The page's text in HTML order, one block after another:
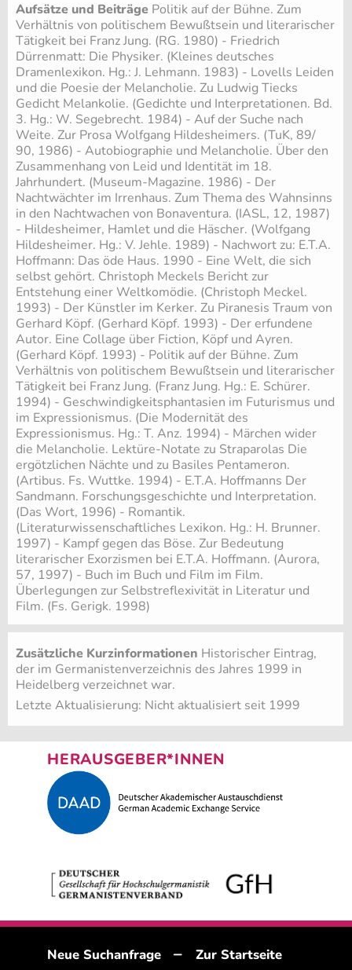
Aufsätze und Beiträge Politik auf der Bühne. Zum
Verhältnis von politischem Bewußtsein und literarischer
Tätigkeit bei Franz Jung. (RG. 1980) - Friedrich
Dürrenmatt: Die Physiker. (Kleines deutsches
Dramenlexikon. Hg.: J. Lehmann. 1983) - Lovells Leiden
und die Poesie der Melancholie. Zu Ludwig Tiecks
Gedicht Melankolie. (Gedichte und Interpretationen. Bd.
3. Hg.: W. Segebrecht. 1984) - Auf der Suche nach
Weite. Zur Prosa Wolfgang Hildesheimers. (TuK, 89/
90, 1986) - Autobiographie und Melancholie. Über den
Zusammenhang von Leid und Identität im 18.
Jahrhundert. (Museum-Magazine. 1986) - Der
Nachtwächter im Irrenhaus. Zum Thema des Wahnsinns
in den Nachtwachen von Bonaventura. (IASL, 12, 1987)
- Hildesheimer, Hamlet und die Häscher. (Wolfgang
Hildesheimer. Hg.: V. Jehle. 1989) - Nachwort zu: E.T.A.
Hoffmann: Das öde Haus. 1990 - Eine Welt, die sich
selbst gehört. Christoph Meckels Bericht zur
Entstehung einer Weltkomödie. (Christoph Meckel.
1993) - Der Künstler im Kerker. Zu Piranesis Traum von
Gerhard Köpf. (Gerhard Köpf. 1993) - Der erfundene
Autor. Eine Collage über Fiction, Köpf und Ayren.
(Gerhard Köpf. 1993) - Politik auf der Bühne. Zum
Verhältnis von politischem Bewußtsein und literarischer
Tätigkeit bei Franz Jung. (Franz Jung. Hg.: E. Schürer.
1994) - Geschwindigkeitsphantasien im Futurismus und
im Expressionismus. (Die Modernität des
Expressionismus. Hg.: T. Anz. 1994) - Märchen wider
die Melancholie. Lektüre-Notate zu Straparolas Die
ergötzlichen Nächte und zu Basiles Pentameron.
(Artibus. Fs. Wuttke. 1994) - E.T.A. Hoffmanns Der
Sandmann. Forschungsgeschichte und Interpretation.
(Das Wort, 1996) - Romantik.
(Literaturwissenschaftliches Lexikon. Hg.: H. Brunner.
1997) - Kampf gegen das Böse. Zur Bedeutung
literarischer Exorzismen bei E.T.A. Hoffmann. (Aurora,
57, 1997) - Buch im Buch und Film im Film.
Überlegungen zur Selbstreflexivität in Literatur und
Film. (Fs. Gerigk. 1998)
Zusätzliche Kurzinformationen Historischer Eintrag,
der im Germanistenverzeichnis des Jahres 1999 in
Heidelberg verzeichnet war.
Letzte Aktualisierung: Nicht aktualisiert seit 1999
HERAUSGEBER*INNEN
Neue Suchanfrage – Zur Startseite